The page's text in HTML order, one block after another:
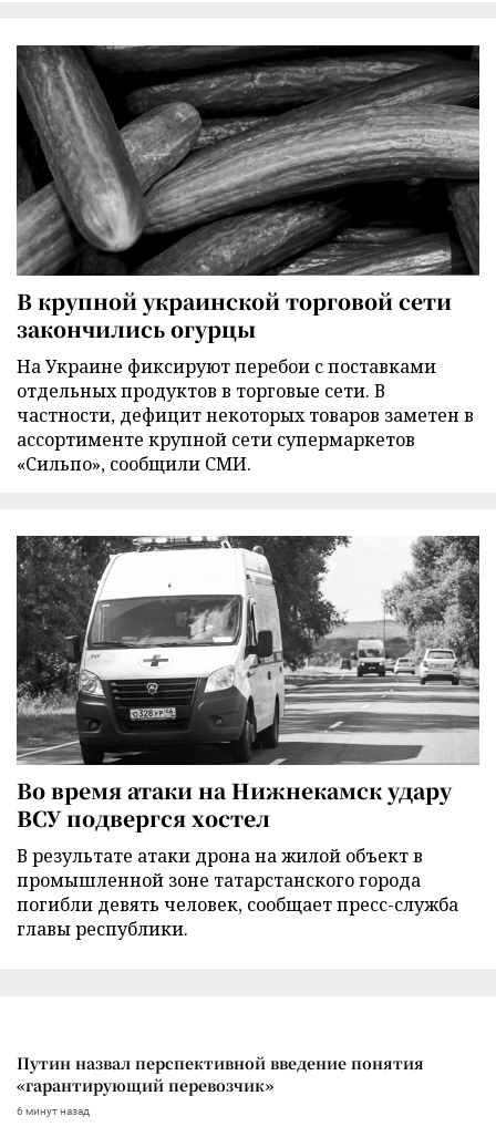
В крупной украинской торговой сети
закончились огурцы
На Украине фиксируют перебои с поставками
отдельных продуктов в торговые сети. В
частности, дефицит некоторых товаров заметен в
ассортименте крупной сети супермаркетов
«Сильпо», сообщили СМИ.
Во время атаки на Нижнекамск удару
ВСУ подвергся хостел
В результате атаки дрона на жилой объект в
промышленной зоне татарстанского города
погибли девять человек, сообщает пресс-служба
главы республики.
Путин назвал перспективной введение понятия
«гарантирующий перевозчик»
6 минут назад